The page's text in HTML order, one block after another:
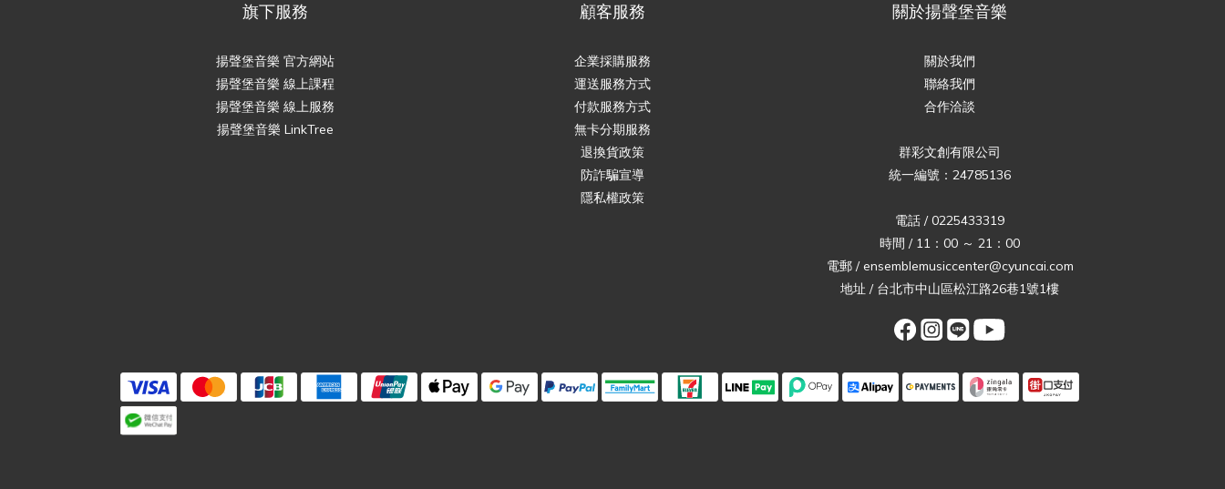
旗下服務
揚聲堡音樂 官方網站
揚聲堡音樂 線上課程
揚聲堡音樂 線上服務
揚聲堡音樂 LinkTree
顧客服務
企業採購服務
運送服務方式
付款服務方式
無卡分期服務
退換貨政策
防詐騙宣導
隱私權政策
關於揚聲堡音樂
關於我們
聯絡我們
合作洽談
群彩文創有限公司
統一編號：24785136
電話 / 0225433319
時間 / 11：00 ～ 21：00
電郵 / ensemblemusiccenter@cyuncai.com
地址 / 台北市中山區松江路26巷1號1樓